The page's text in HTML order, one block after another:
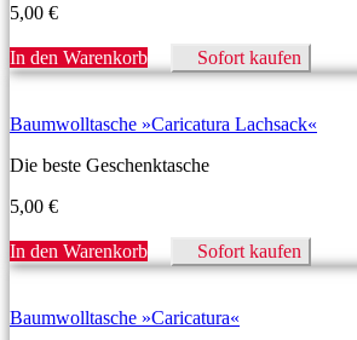
5,00 €
In den Warenkorb Sofort kaufen
Baumwolltasche »Caricatura Lachsack«
Die beste Geschenktasche
5,00 €
In den Warenkorb Sofort kaufen
Baumwolltasche »Caricatura«